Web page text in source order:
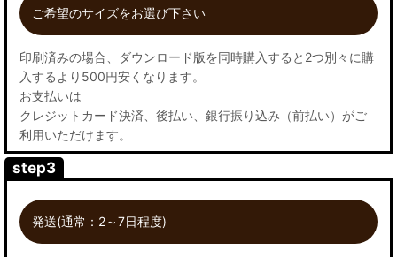
ご希望のサイズをお選び下さい
印刷済みの場合、ダウンロード版を同時購入すると2つ別々に購
入するより500円安くなります。
お支払いは
クレジットカード決済、後払い、銀行振り込み（前払い）がご
利用いただけます。
step3
発送(通常：2～7日程度)